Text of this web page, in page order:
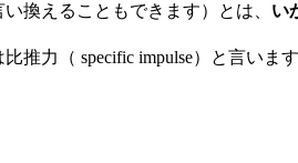
換えることもできます）とは、 い
推力（ specific impulse）と言います